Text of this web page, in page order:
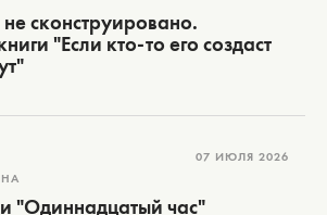
сконструировано.
"Если кто-то его создаст
07 ИЮЛЯ 2026
"Одиннадцатый час"